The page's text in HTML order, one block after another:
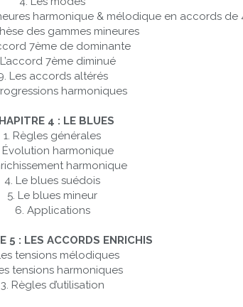
harmonique & mélodique en accords de
des gammes mineures
7ème de dominante
7ème diminué
Les accords altérés
harmoniques
4 : LE BLUES
1. Règles générales
Évolution harmonique
harmonique
4. Le blues suédois
5. Le blues mineur
6. Applications
5 : LES ACCORDS ENRICHIS
tensions mélodiques
tensions harmoniques
3. Règles d’utilisation